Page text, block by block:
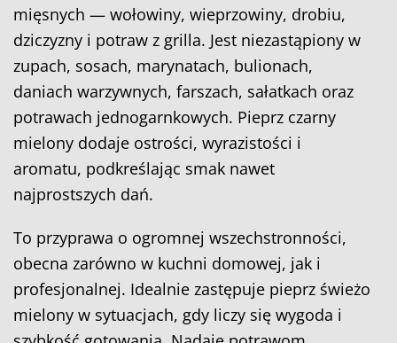
mięsnych — wołowiny, wieprzowiny, drobiu,
dziczyzny i potraw z grilla. Jest niezastąpiony w
zupach, sosach, marynatach, bulionach,
daniach warzywnych, farszach, sałatkach oraz
potrawach jednogarnkowych. Pieprz czarny
mielony dodaje ostrości, wyrazistości i
aromatu, podkreślając smak nawet
najprostszych dań.
To przyprawa o ogromnej wszechstronności,
obecna zarówno w kuchni domowej, jak i
profesjonalnej. Idealnie zastępuje pieprz świeżo
mielony w sytuacjach, gdy liczy się wygoda i